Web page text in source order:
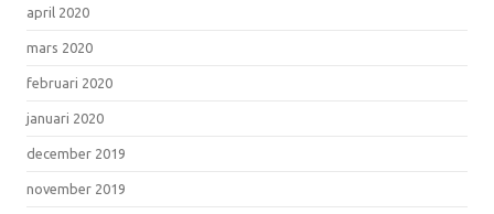
april 2020
mars 2020
februari 2020
januari 2020
december 2019
november 2019